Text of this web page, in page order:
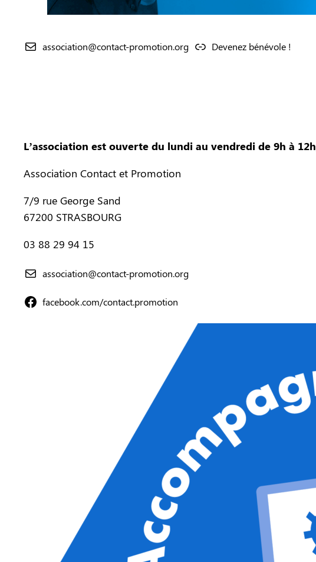
association@contact-promotion.org Devenez bénévole !
L’association est ouverte du lundi au vendredi de 9h à 12h
Association Contact et Promotion
7/9 rue George Sand
67200 STRASBOURG
03 88 29 94 15
association@contact-promotion.org
facebook.com/contact.promotion